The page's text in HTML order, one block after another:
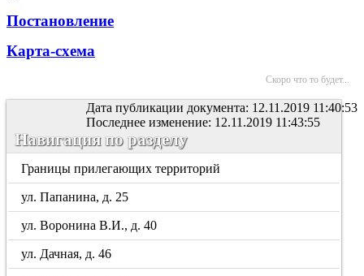
Постановление
Карта-схема
Скоро что то будет...
Дата публикации документа: 12.11.2019 11:40:53
Последнее изменение: 12.11.2019 11:43:55
Навигация по разделу
Границы прилегающих территорий
ул. Папанина, д. 25
ул. Воронина В.И., д. 40
ул. Дачная, д. 46